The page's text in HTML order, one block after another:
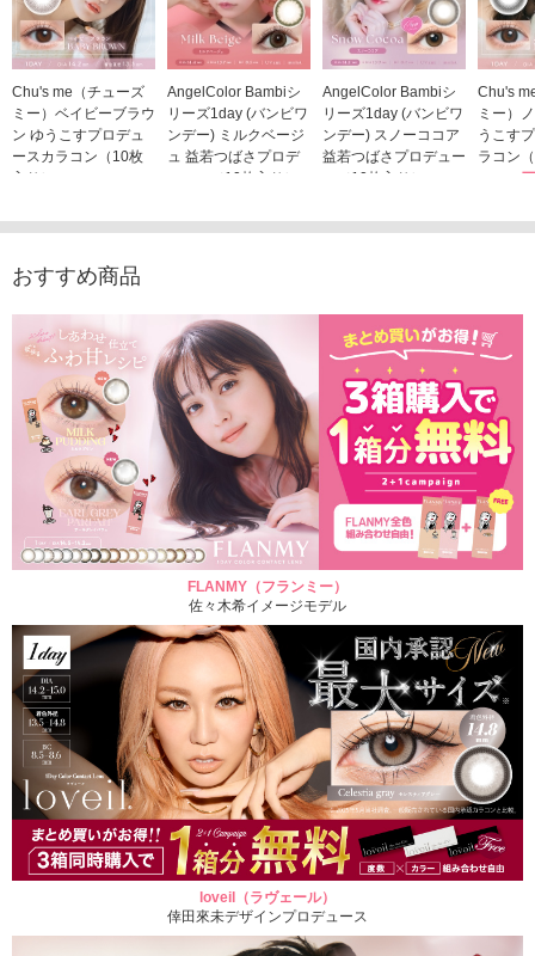
Chu's me（チューズ
ミー）ベイビーブラウ
ン ゆうこすプロデュ
ースカラコン（10枚
入り）
AngelColor Bambiシ
リーズ1day (バンビワ
ンデー) ミルクベージ
ュ 益若つばさプロデ
ュース（10枚入り）
AngelColor Bambiシ
リーズ1day (バンビワ
ンデー) スノーココア
益若つばさプロデュー
ス（10枚入り）
Chu's
ミー）
うこす
ラコン
1,705
おすすめ商品
FLANMY（フランミー）
佐々木希イメージモデル
loveil（ラヴェール）
倖田來未デザインプロデュース